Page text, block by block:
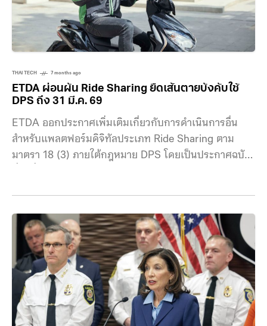
กฤษฎีกายังมอบอำนาจให้กระทรวงและหน่วยงานท้องถิ่น
มีหน้าที่ ตรวจสอบ
THAI TECH 7 months ago
ETDA ผ่อนผัน Ride Sharing ยืดเส้นตายบังคับใช้
DPS ถึง 31 มี.ค. 69
ETDA ออกประกาศเพิ่มเติมเกี่ยวกับการดำเนินการอื่น
สำหรับแพลตฟอร์มดิจิทัลประเภท Ride Sharing ตาม
มาตรา 18 (3) ภายใต้กฎหมาย DPS โดยเป็นประกาศฉบับ
“ประกาศคณะกรรมการธุรกรรมทางอิเล็กทรอนิกส์ (คธอ.)
เรื่อง การดำเนินการอื่นสำหรับผู้ประกอบธุรกิจบริการ
แพลตฟอร์มดิจิทัล ประเภทบริการรถยนต์หรือรถ
จักรยานยนต์รับจ้างโดยสารสาธารณะ ตามมาตรา 18 (3)
แห่งพระราชกฤษฎีกาการประกอบธุรกิจบริการ
แพลตฟอร์มดิจิทัลที่ต้องแจ้งให้ทราบ พ.ศ. 2565